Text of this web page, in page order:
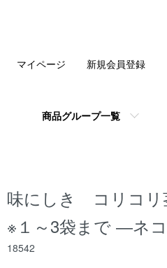
商品グループ一覧
マイページ 新規会員登録
味にしき コリコリ
※１～3袋まで ―ネ
18542